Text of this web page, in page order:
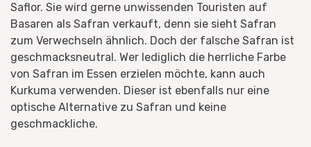
Saflor. Sie wird gerne unwissenden Touristen auf
Basaren als Safran verkauft, denn sie sieht Safran
zum Verwechseln ähnlich. Doch der falsche Safran ist
geschmacksneutral. Wer lediglich die herrliche Farbe
von Safran im Essen erzielen möchte, kann auch
Kurkuma verwenden. Dieser ist ebenfalls nur eine
optische Alternative zu Safran und keine
geschmackliche.